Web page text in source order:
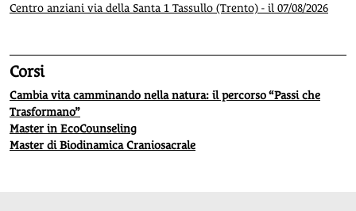
Centro anziani via della Santa 1 Tassullo (Trento) - il 07/08/2026
Corsi
Cambia vita camminando nella natura: il percorso “Passi che
Trasformano”
Master in EcoCounseling
Master di Biodinamica Craniosacrale